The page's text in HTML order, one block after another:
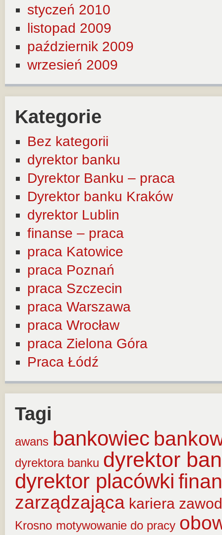
styczeń 2010
listopad 2009
październik 2009
wrzesień 2009
Kategorie
Bez kategorii
dyrektor banku
Dyrektor Banku – praca
Dyrektor banku Kraków
dyrektor Lublin
finanse – praca
praca Katowice
praca Poznań
praca Szczecin
praca Warszawa
praca Wrocław
praca Zielona Góra
Praca Łódź
Tagi
awans bankowiec
dyrektora banku dyrektor
dyrektor placówki
zarządzająca kariera
Krosno motywowanie do pracy